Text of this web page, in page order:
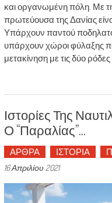
και οργανωμένη πόλη. Με
πρωτεύουσα της Δανίας
Υπάρχουν παντού
υπάρχουν χώροι φύλαξης
μετακίνηση με τις δύο ρόδες
Ιστορίες Της
Ο “Παραλίας”…
ΑΡΘΡΑ ΙΣΤΟΡΙΑ
16 Απριλίου 2021